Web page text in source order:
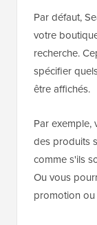
Par défaut,
votre
recherche.
spécifier
être affichés.
Par exemple,
des produits
comme s'ils
Ou vous
promotion ou